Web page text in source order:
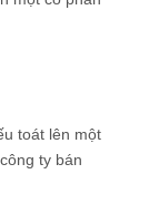
toát lên một
ty bán